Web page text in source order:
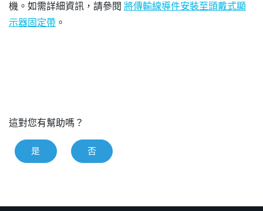
機。如需詳細資訊，請參閱 將傳輸線導件安裝至頭戴式顯
示器固定帶 。
這對您有幫助嗎？
是 否